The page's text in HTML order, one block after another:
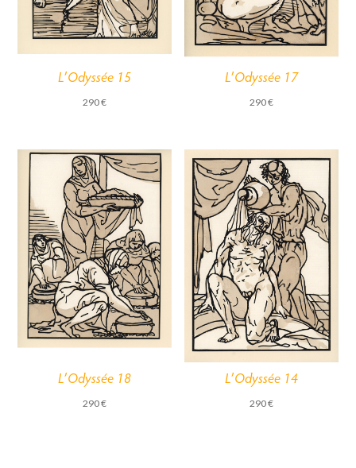
L’Odyssée 15
290€
L’Odyssée 17
290€
L’Odyssée 18
290€
L’Odyssée 14
290€